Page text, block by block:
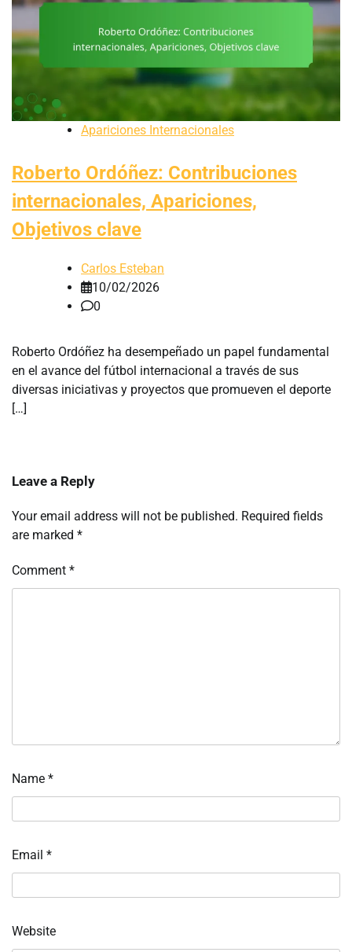
Apariciones Internacionales
Roberto Ordóñez: Contribuciones
internacionales, Apariciones,
Objetivos clave
Carlos Esteban
10/02/2026
0
Roberto Ordóñez ha desempeñado un papel fundamental
en el avance del fútbol internacional a través de sus
diversas iniciativas y proyectos que promueven el deporte
[…]
Leave a Reply
Your email address will not be published. Required fields
are marked *
Comment *
Name *
Email *
Website